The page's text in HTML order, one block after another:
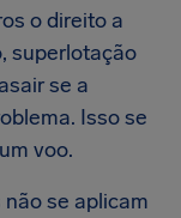
o direito a
superlotação
se a
Isso se
voo.
se aplicam